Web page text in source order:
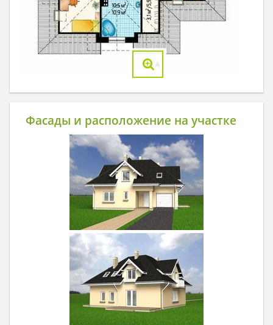
Фасады и расположение на участке